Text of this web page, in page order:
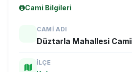
Cami Bilgileri
CAMI ADI
Düztarla Mahallesi
İLÇE